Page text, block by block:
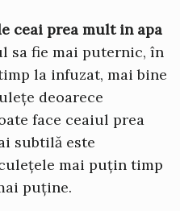
ceai prea mult in apa
sa fie mai puternic, în
la infuzat, mai bine
deoarece
face ceaiul prea
subtilă este
mai puțin timp
puține.